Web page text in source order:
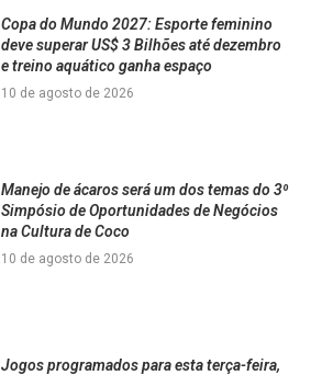
Copa do Mundo 2027: Esporte feminino
deve superar US$ 3 Bilhões até dezembro
e treino aquático ganha espaço
10 de agosto de 2026
Manejo de ácaros será um dos temas do 3⁰
Simpósio de Oportunidades de Negócios
na Cultura de Coco
10 de agosto de 2026
Jogos programados para esta terça-feira,